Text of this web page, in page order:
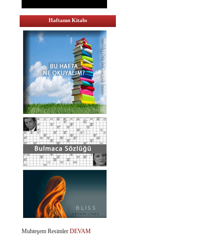
Haftanın Kitabı
Muhteşem Resimler DEVAM